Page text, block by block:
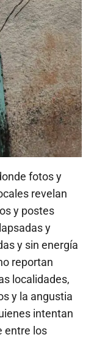
fotos y
revelan
y postes
y
y sin energía
reportan
localidades,
y la angustia
intentan
entre los